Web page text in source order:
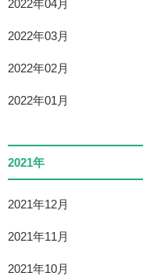
2022年04月
2022年03月
2022年02月
2022年01月
2021年
2021年12月
2021年11月
2021年10月